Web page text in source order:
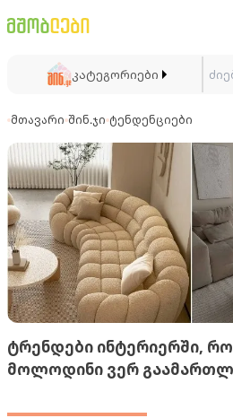
კატეგორიები
მთავარი შინ.ჯი ტენდენციები
ტრენდები ინტერიერში,
მოლოდინი ვერ